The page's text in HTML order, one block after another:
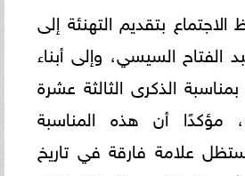
بتقديم التهنئة إلى
الفتاح السيسي، وإلى أبناء
الذكرى الثالثة عشرة
يونيو، مؤكدًا أن هذه المناسبة
ستظل علامة فارقة في تاريخ